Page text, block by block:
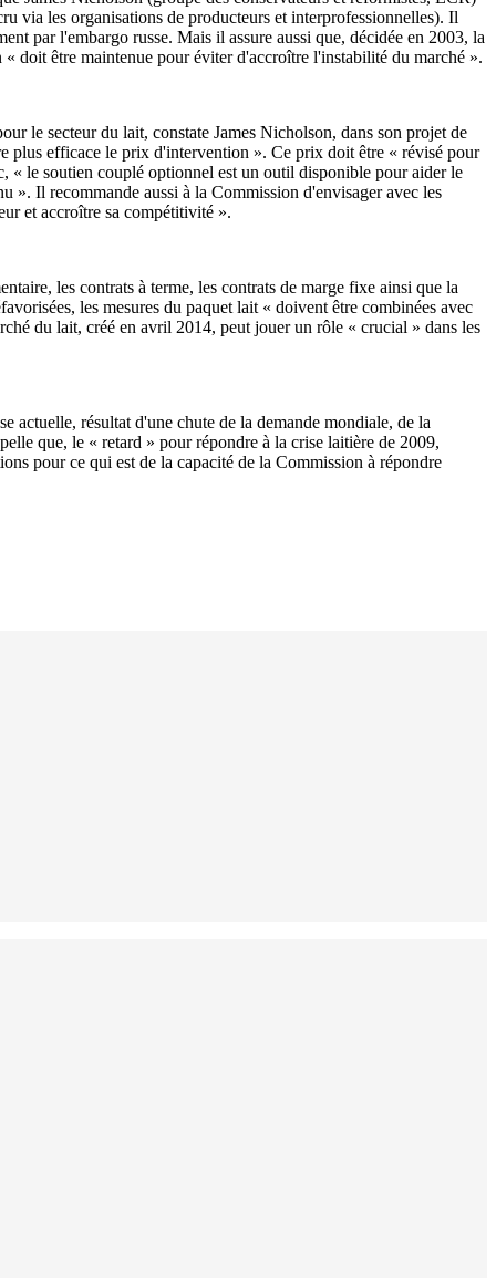
via les organisations de producteurs et interprofessionnelles). Il
par l'embargo russe. Mais il assure aussi que, décidée en 2003, la
doit être maintenue pour éviter d'accroître l'instabilité du marché ».
le secteur du lait, constate James Nicholson, dans son projet de
plus efficace le prix d'intervention ». Ce prix doit être « révisé pour
« le soutien couplé optionnel est un outil disponible pour aider le
». Il recommande aussi à la Commission d'envisager avec les
et accroître sa compétitivité ».
les contrats à terme, les contrats de marge fixe ainsi que la
les mesures du paquet lait « doivent être combinées avec
du lait, créé en avril 2014, peut jouer un rôle « crucial » dans les
actuelle, résultat d'une chute de la demande mondiale, de la
que, le « retard » pour répondre à la crise laitière de 2009,
pour ce qui est de la capacité de la Commission à répondre